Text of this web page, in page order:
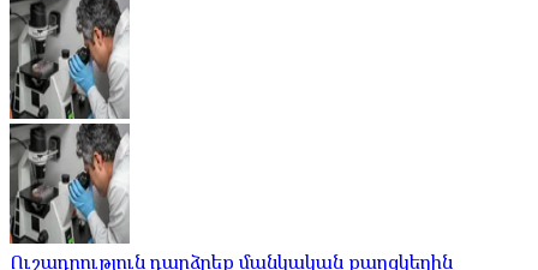
Ուշադրություն դարձրեք մանկական քաղցկեղին